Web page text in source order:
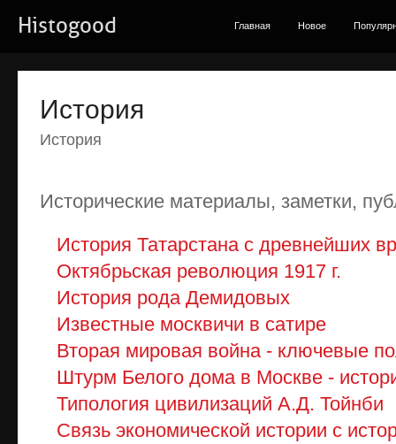
Histogood Главная Новое
История
История
Исторические материалы, заметки,
История Татарстана с древнейших
Октябрьская революция 1917 г.
История рода Демидовых
Известные москвичи в сатире
Вторая мировая война - ключевые
Штурм Белого дома в Москве -
Типология цивилизаций А.Д. Тойнби
Связь экономической истории с